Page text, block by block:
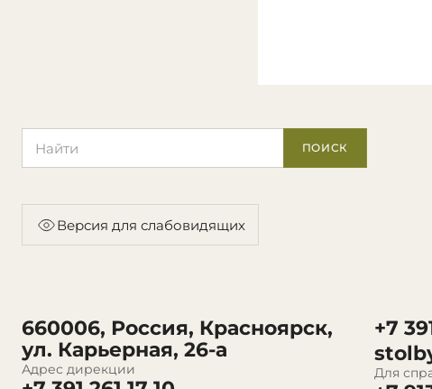
ПОИСК
Версия для слабовидящих
660006, Россия, Красноярск,
ул. Карьерная, 26-а
Адрес дирекции
+7
Для